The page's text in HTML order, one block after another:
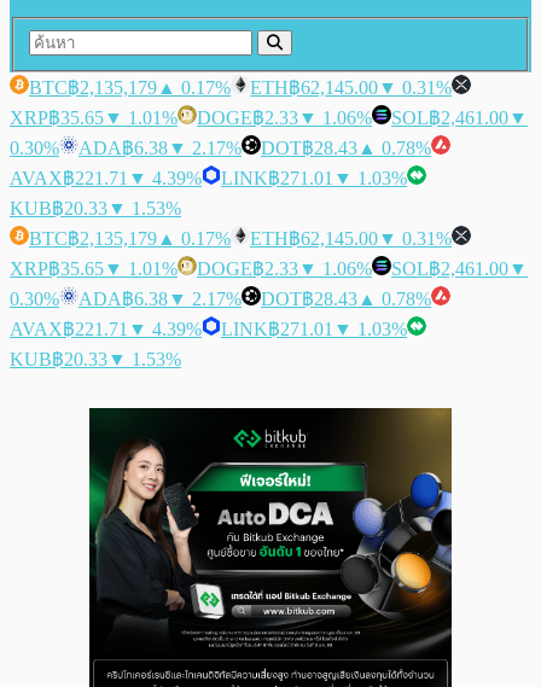
BTC฿2,135,179 ▲ 0.17% ETH฿62,145.00▼ 0.31%
XRP฿35.65▼ 1.01% DOGE฿2.33▼ 1.06% SOL฿2,461.00▼
0.30%
ADA฿6.38▼ 2.17% DOT฿28.43 ▲ 0.78%
AVAX฿221.71 ▼ 4.39% LINK฿271.01 ▼ 1.03%
KUB฿20.33▼ 1.53%
BTC฿2,135,179 ▲ 0.17% ETH฿62,145.00▼ 0.31%
XRP฿35.65▼ 1.01% DOGE฿2.33▼ 1.06% SOL฿2,461.00▼
0.30%
ADA฿6.38▼ 2.17% DOT฿28.43 ▲ 0.78%
AVAX฿221.71 ▼ 4.39% LINK฿271.01 ▼ 1.03%
KUB฿20.33▼ 1.53%